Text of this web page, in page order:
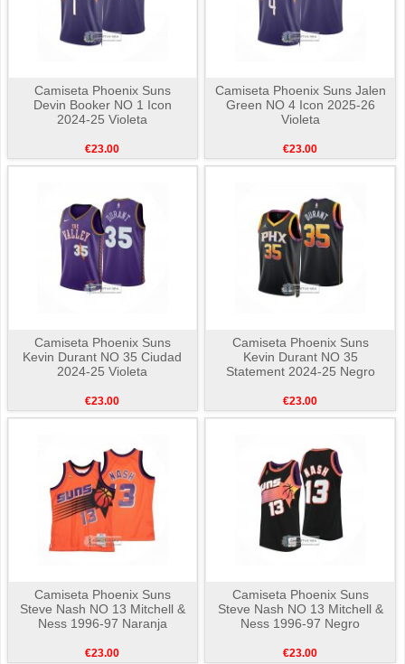
Camiseta Phoenix Suns
Devin Booker NO 1 Icon
2024-25 Violeta
€23.00
Camiseta Phoenix Suns Jalen
Green NO 4 Icon 2025-26
Violeta
€23.00
Camiseta Phoenix Suns
Kevin Durant NO 35 Ciudad
2024-25 Violeta
€23.00
Camiseta Phoenix Suns
Kevin Durant NO 35
Statement 2024-25 Negro
€23.00
Camiseta Phoenix Suns
Steve Nash NO 13 Mitchell &
Ness 1996-97 Naranja
€23.00
Camiseta Phoenix Suns
Steve Nash NO 13 Mitchell &
Ness 1996-97 Negro
€23.00